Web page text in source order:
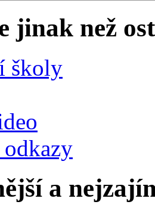
jinak než
školy
a